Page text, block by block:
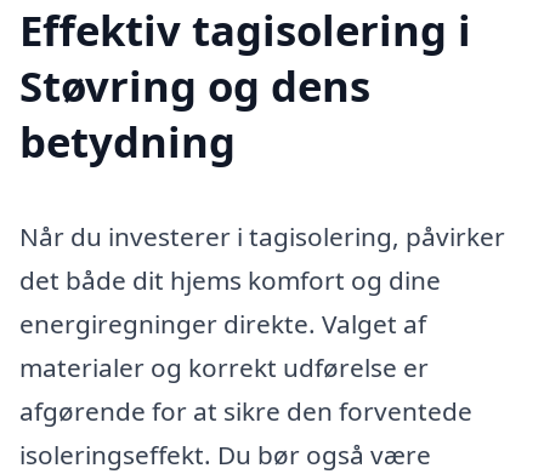
Effektiv tagisolering i
Støvring og dens
betydning
Når du investerer i tagisolering, påvirker
det både dit hjems komfort og dine
energiregninger direkte. Valget af
materialer og korrekt udførelse er
afgørende for at sikre den forventede
isoleringseffekt. Du bør også være